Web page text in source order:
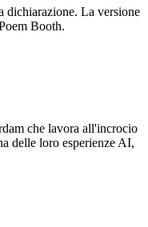
dichiarazione. La versione
Booth.
che lavora all'incrocio
delle loro esperienze AI,